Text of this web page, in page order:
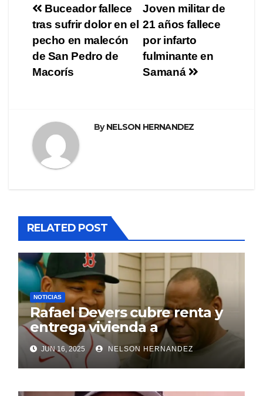
Navegación
de
entradas
Joven militar de
21 años fallece
por infarto
fulminante en
Samaná
Buceador fallece
tras sufrir dolor en el
pecho en malecón
de San Pedro de
Macorís
ByNELSON HERNANDEZ
RELATED POST
NOTICIAS
Rafael Devers cubre renta y
entrega vivienda a
exentrenador en RD
JUN 16, 2025 NELSON HERNANDEZ